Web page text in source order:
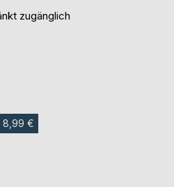
zugänglich
8,99 €